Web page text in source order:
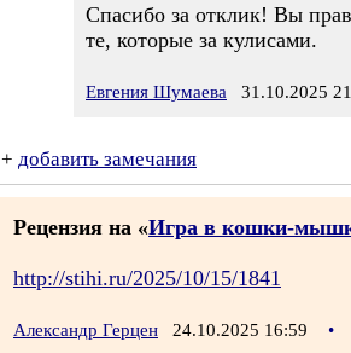
Спасибо за отклик! Вы
те, которые за кулисами.
Евгения Шумаева 31.10.2025
+ добавить замечания
Рецензия на «Игра в кошки-
http://stihi.ru/2025/10/15/1841
Александр Герцен 24.10.2025 16:59 •